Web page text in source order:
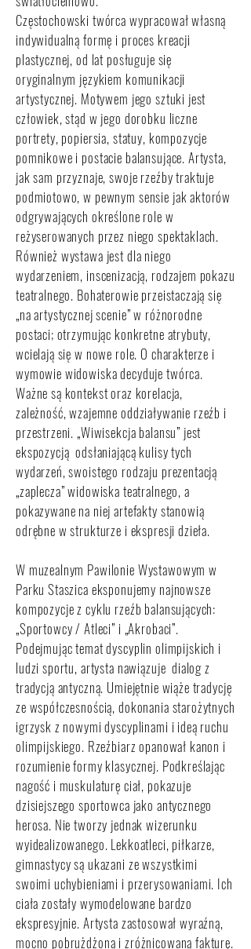
Częstochowski twórca wypracował własną
indywidualną formę i proces kreacji
plastycznej, od lat posługuje się
oryginalnym językiem komunikacji
artystycznej. Motywem jego sztuki jest
człowiek, stąd w jego dorobku liczne
portrety, popiersia, statuy, kompozycje
pomnikowe i postacie balansujące. Artysta,
jak sam przyznaje, swoje rzeźby traktuje
podmiotowo, w pewnym sensie jak aktorów
odgrywających określone role w
reżyserowanych przez niego spektaklach.
Również wystawa jest dla niego
wydarzeniem, inscenizacją, rodzajem pokazu
teatralnego. Bohaterowie przeistaczają się
„na artystycznej scenie” w różnorodne
postaci; otrzymując konkretne atrybuty,
wcielają się w nowe role. O charakterze i
wymowie widowiska decyduje twórca.
Ważne są kontekst oraz korelacja,
zależność, wzajemne oddziaływanie rzeźb i
przestrzeni. „Wiwisekcja balansu” jest
ekspozycją odsłaniającą kulisy tych
wydarzeń, swoistego rodzaju prezentacją
„zaplecza” widowiska teatralnego, a
pokazywane na niej artefakty stanowią
odrębne w strukturze i ekspresji dzieła.
W muzealnym Pawilonie Wystawowym w
Parku Staszica eksponujemy najnowsze
kompozycje z cyklu rzeźb balansujących:
„Sportowcy / Atleci” i „Akrobaci”.
Podejmując temat dyscyplin olimpijskich i
ludzi sportu, artysta nawiązuje dialog z
tradycją antyczną. Umiejętnie wiąże tradycję
ze współczesnością, dokonania starożytnych
igrzysk z nowymi dyscyplinami i ideą ruchu
olimpijskiego. Rzeźbiarz opanował kanon i
rozumienie formy klasycznej. Podkreślając
nagość i muskulaturę ciał, pokazuje
dzisiejszego sportowca jako antycznego
herosa. Nie tworzy jednak wizerunku
wyidealizowanego. Lekkoatleci, piłkarze,
gimnastycy są ukazani ze wszystkimi
swoimi uchybieniami i przerysowaniami. Ich
ciała zostały wymodelowane bardzo
ekspresyjnie. Artysta zastosował wyraźną,
mocno pobrużdżoną i zróżnicowaną fakturę.